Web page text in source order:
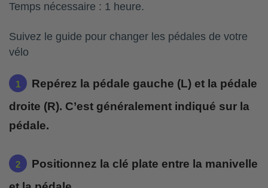
Temps nécessaire : 1 heure.
Suivez le guide pour changer les pédales de votre
vélo
Repérez la pédale gauche (L) et la pédale
droite (R). C’est généralement indiqué sur la
pédale.
Positionnez la clé plate entre la manivelle